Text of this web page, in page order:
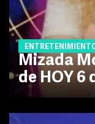
Mizada
de HOY 6